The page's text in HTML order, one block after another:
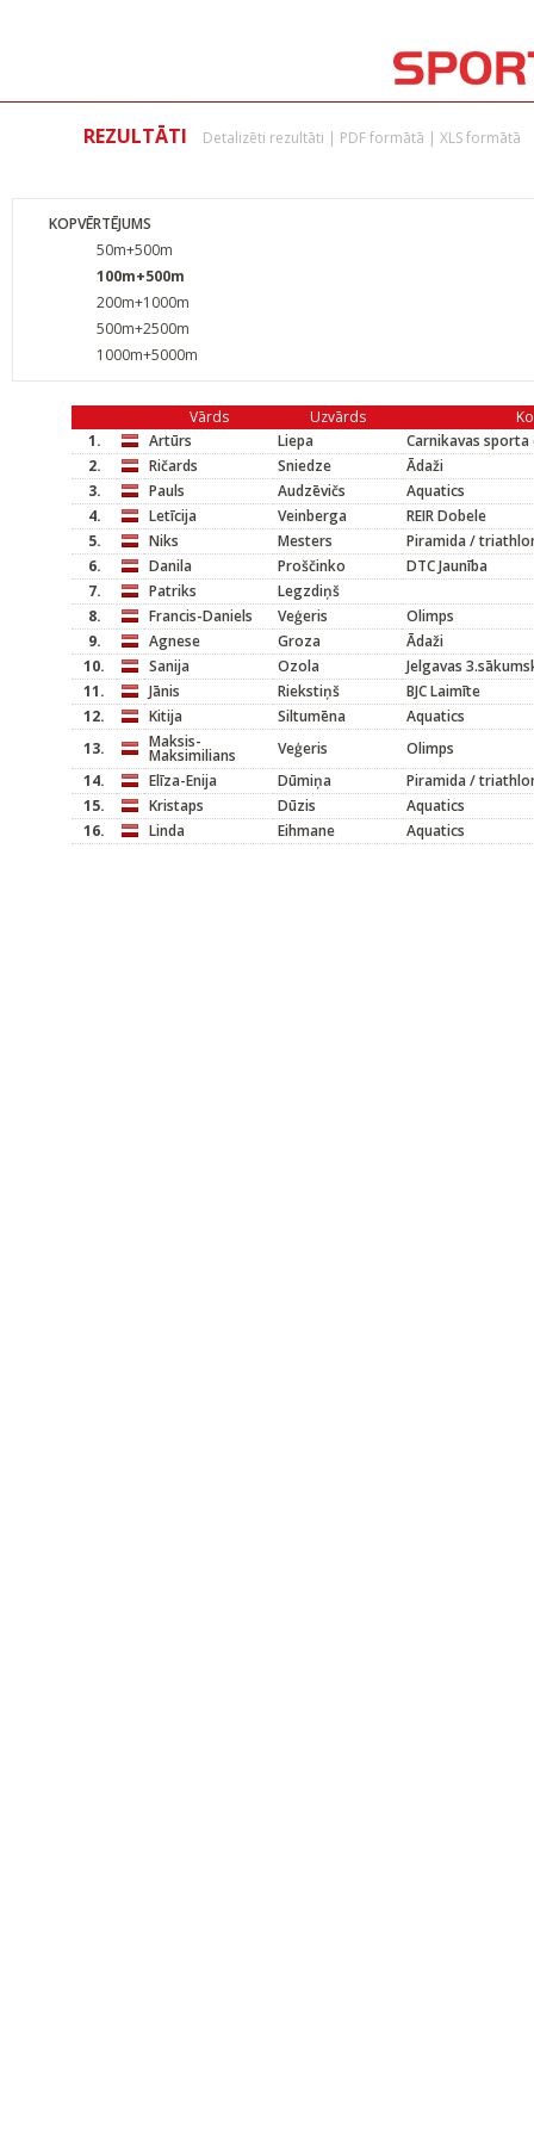
REZULTĀTI Detalizēti rezultāti | PDF formātā | XLS formātā
KOPVĒRTĒJUMS
50m+500m
100m+500m
200m+1000m
500m+2500m
1000m+5000m
Vārds Uzvārds
1.
Artūrs Liepa
Carnikavas sporta
2.
Ričards Sniedze
Ādaži
3.
Pauls Audzēvičs
Aquatics
4.
Letīcija Veinberga
REIR Dobele
5.
Niks Mesters
Piramida /
6.
Danila Proščinko
DTC Jaunība
7.
Patriks
Legzdiņš
8.
Francis-Daniels Veģeris
Olimps
9.
Agnese Groza
Ādaži
10.
Sanija Ozola
Jelgavas
11.
Jānis Riekstiņš
BJC Laimīte
12.
Kitija Siltumēna
Aquatics
13.
Maksis-
Maksimilians Veģeris
Olimps
14.
Elīza-Enija Dūmiņa
Piramida /
15.
Kristaps Dūzis
Aquatics
16.
Linda Eihmane Aquatics